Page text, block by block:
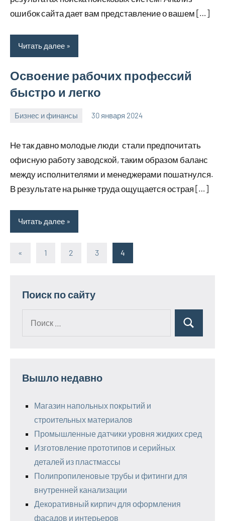
ошибок сайта дает вам представление о вашем […]
Читать далее
Освоение рабочих профессий
быстро и легко
Бизнес и финансы 30 января 2024
stroyotdelde
Не так давно молодые люди стали предпочитать
офисную работу заводской, таким образом баланс
между исполнителями и менеджерами пошатнулся.
В результате на рынке труда ощущается острая […]
Читать далее
«
Предыдущие
1 2 3 4
Поиск по сайту
Поиск
Вышло недавно
Магазин напольных покрытий и
строительных материалов
Промышленные датчики уровня жидких сред
Изготовление прототипов и серийных
деталей из пластмассы
Полипропиленовые трубы и фитинги для
внутренней канализации
Декоративный кирпич для оформления
фасадов и интерьеров